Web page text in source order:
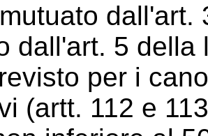
dall'art.
dall'art. 5
per i
(artt. 112 e